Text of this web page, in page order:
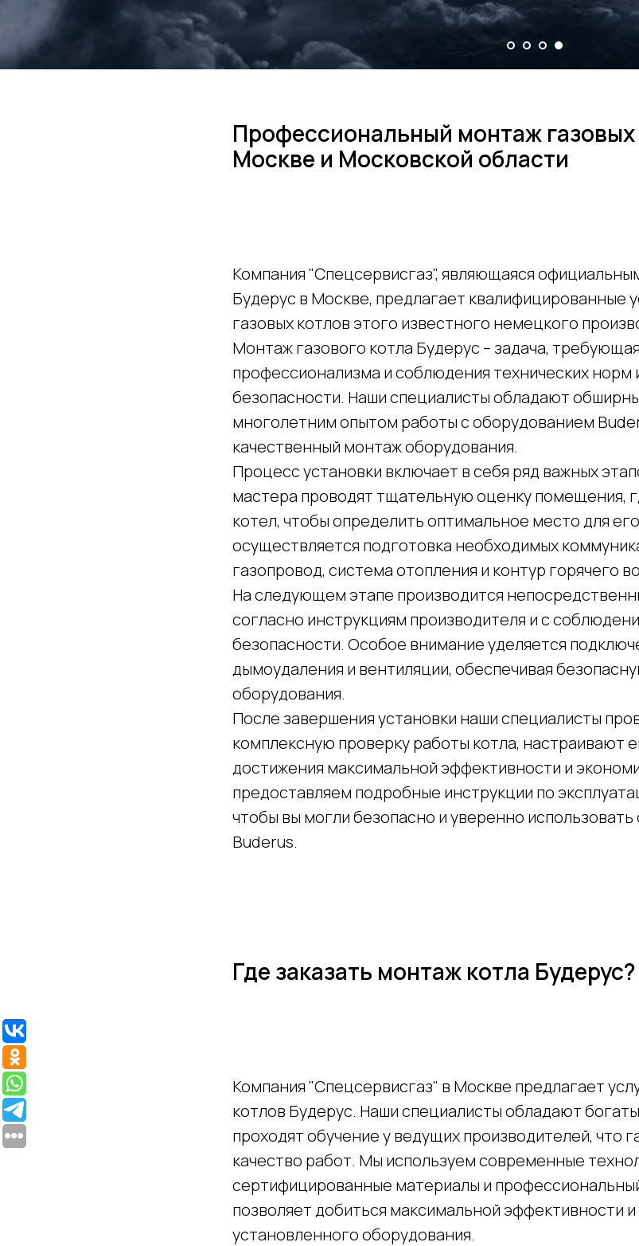
Профессиональный монтаж газовых
Москве и Московской области
Компания "Спецсервисгаз", являющаяся
Будерус в Москве, предлагает квалифицированные
газовых котлов этого известного немецкого
Монтаж газового котла Будерус – задача,
профессионализма и соблюдения технических норм
безопасности. Наши специалисты обладают
многолетним опытом работы с оборудованием
качественный монтаж оборудования.
Процесс установки включает в себя ряд важных
мастера проводят тщательную оценку помещения,
котел, чтобы определить оптимальное место для
осуществляется подготовка необходимых
газопровод, система отопления и контур горячего
На следующем этапе производится
согласно инструкциям производителя и с
безопасности. Особое внимание уделяется
дымоудаления и вентиляции, обеспечивая
оборудования.
После завершения установки наши специалисты
комплексную проверку работы котла, настраивают
достижения максимальной эффективности и
предоставляем подробные инструкции по
чтобы вы могли безопасно и уверенно
Buderus.
Где заказать монтаж котла Будерус?
Компания "Спецсервисгаз" в Москве предлагает
котлов Будерус. Наши специалисты обладают
проходят обучение у ведущих производителей, что
качество работ. Мы используем современные
сертифицированные материалы и
позволяет добиться максимальной эффективности
установленного оборудования.